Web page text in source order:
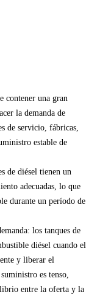
contener una gran
la demanda de
de servicio, fábricas,
estable de
de diésel tienen un
adecuadas, lo que
durante un período de
los tanques de
diésel cuando el
y liberar el
es tenso,
entre la oferta y la